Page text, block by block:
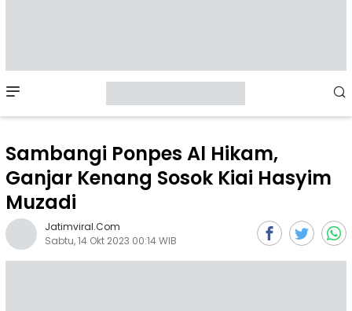
Menu
Sambangi Ponpes Al Hikam,
Ganjar Kenang Sosok Kiai Hasyim
Muzadi
Jatimviral.com
Sabtu, 14 Okt 2023 00:14 WIB